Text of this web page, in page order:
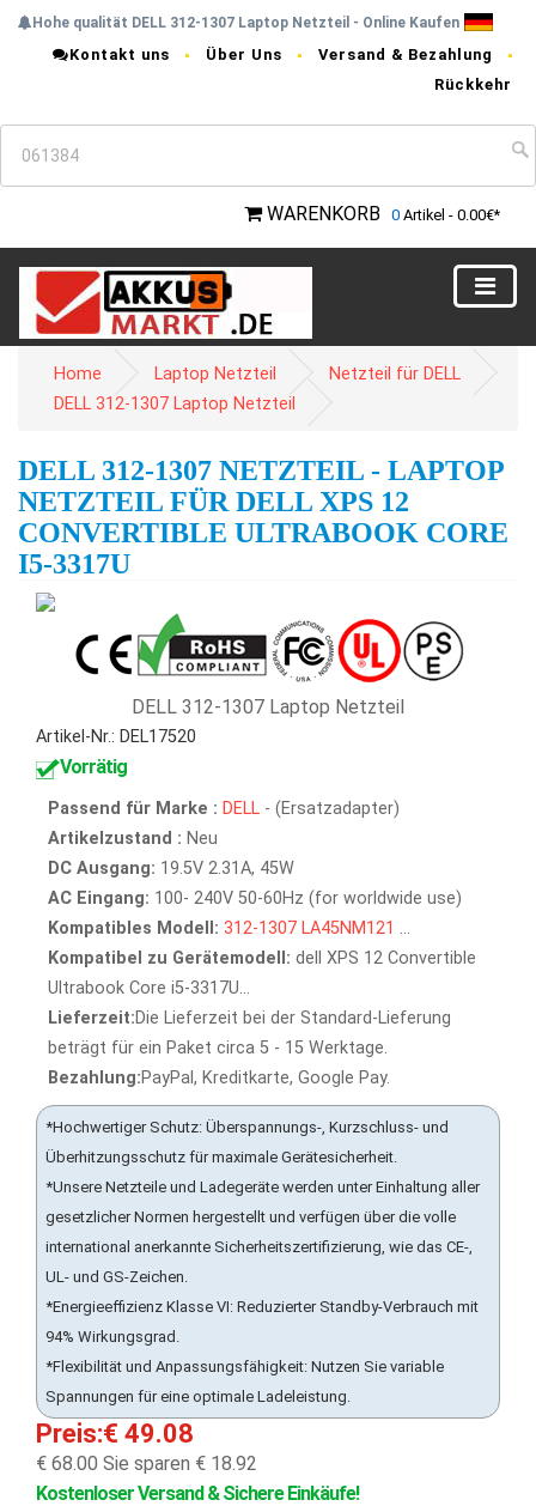
Hohe qualität DELL 312-1307 Laptop Netzteil - Online Kaufen
Kontakt uns Über Uns
Versand & Bezahlung
Rückkehr
WARENKORB 0 Artikel - 0.00€*
Home Laptop Netzteil
Netzteil für DELL
DELL 312-1307 Laptop Netzteil
DELL 312-1307 NETZTEIL - LAPTOP
NETZTEIL FÜR DELL XPS 12
CONVERTIBLE ULTRABOOK CORE
I5-3317U
DELL 312-1307 Laptop Netzteil
Artikel-Nr.: DEL17520
Vorrätig
Passend für Marke : DELL - (Ersatzadapter)
Artikelzustand : Neu
DC Ausgang: 19.5V 2.31A, 45W
AC Eingang: 100- 240V 50-60Hz (for worldwide use)
Kompatibles Modell: 312-1307 LA45NM121 ...
Kompatibel zu Gerätemodell: dell XPS 12 Convertible
Ultrabook Core i5-3317U...
Lieferzeit:Die Lieferzeit bei der Standard-Lieferung
beträgt für ein Paket circa 5 - 15 Werktage.
Bezahlung:PayPal, Kreditkarte, Google Pay.
*Hochwertiger Schutz: Überspannungs-, Kurzschluss- und
Überhitzungsschutz für maximale Gerätesicherheit.
*Unsere Netzteile und Ladegeräte werden unter Einhaltung aller
gesetzlicher Normen hergestellt und verfügen über die volle
international anerkannte Sicherheitszertifizierung, wie das CE-,
UL- und GS-Zeichen.
*Energieeffizienz Klasse VI: Reduzierter Standby-Verbrauch mit
94% Wirkungsgrad.
*Flexibilität und Anpassungsfähigkeit: Nutzen Sie variable
Spannungen für eine optimale Ladeleistung.
Preis:€ 49.08
€ 68.00 Sie sparen € 18.92
Kostenloser Versand & Sichere Einkäufe!